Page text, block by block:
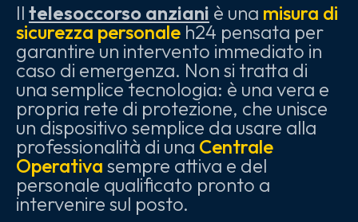
Il telesoccorso anziani è una misura di
sicurezza personale h24 pensata per
garantire un intervento immediato in
caso di emergenza. Non si tratta di
una semplice tecnologia: è una vera e
propria rete di protezione, che unisce
un dispositivo semplice da usare alla
professionalità di una Centrale
Operativa sempre attiva e del
personale qualificato pronto a
intervenire sul posto.